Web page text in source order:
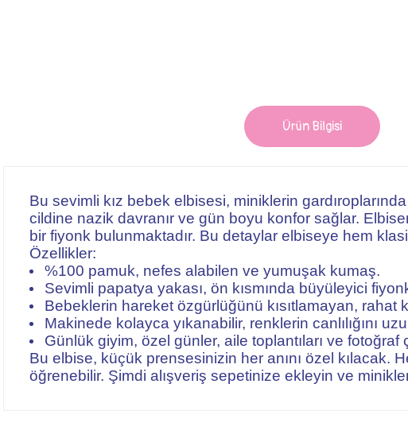
Ürün Bilgisi
Bu sevimli kız bebek elbisesi, miniklerin
cildine nazik davranır ve gün boyu konfor sağlar.
bir fiyonk bulunmaktadır. Bu detaylar elbiseye hem
Özellikler:
%100 pamuk, nefes alabilen ve yumuşak kumaş.
Sevimli papatya yakası, ön kısmında büyüleyici
Bebeklerin hareket özgürlüğünü kısıtlamayan, rahat
Makinede kolayca yıkanabilir, renklerin canlılığını
Günlük giyim, özel günler, aile toplantıları ve fotoğraf
Bu elbise, küçük prensesinizin her anını özel kılacak.
öğrenebilir. Şimdi alışveriş sepetinize ekleyin ve